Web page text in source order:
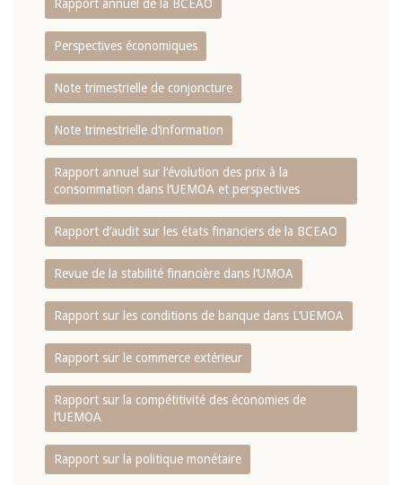
Rapport annuel de la BCEAO
Perspectives économiques
Note trimestrielle de conjoncture
Note trimestrielle d‘information
Rapport annuel sur l‘évolution des prix à la
consommation dans l‘UEMOA et perspectives
Rapport d‘audit sur les états financiers de la BCEAO
Revue de la stabilité financière dans l‘UMOA
Rapport sur les conditions de banque dans L‘UEMOA
Rapport sur le commerce extérieur
Rapport sur la compétitivité des économies de
l‘UEMOA
Rapport sur la politique monétaire